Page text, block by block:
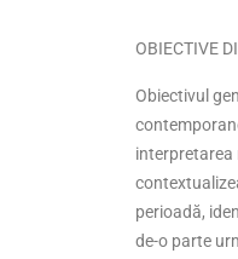
OBIECTIVE
Obiectivul
interpretarea
perioadă,
de-o parte